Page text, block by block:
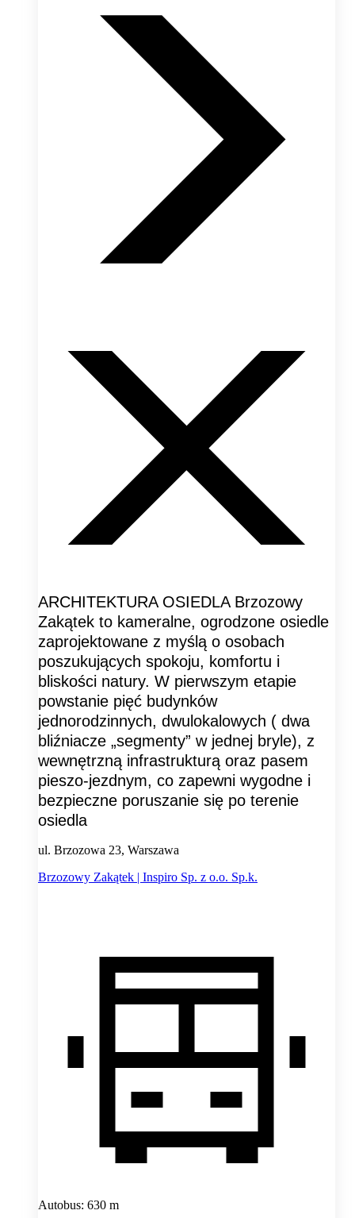
ARCHITEKTURA OSIEDLA Brzozowy
Zakątek to kameralne, ogrodzone osiedle
zaprojektowane z myślą o osobach
poszukujących spokoju, komfortu i
bliskości natury. W pierwszym etapie
powstanie pięć budynków
jednorodzinnych, dwulokalowych ( dwa
bliźniacze „segmenty” w jednej bryle), z
wewnętrzną infrastrukturą oraz pasem
pieszo-jezdnym, co zapewni wygodne i
bezpieczne poruszanie się po terenie
osiedla
ul. Brzozowa 23, Warszawa
Brzozowy Zakątek | Inspiro Sp. z o.o. Sp.k.
Autobus: 630 m